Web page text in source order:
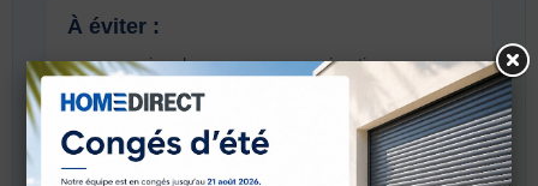
À éviter :
- une prise de mesures approximative,
- une pose laissant des jours,
- un modèle inadapté à l’ouverture,
- un entretien totalement oublié.